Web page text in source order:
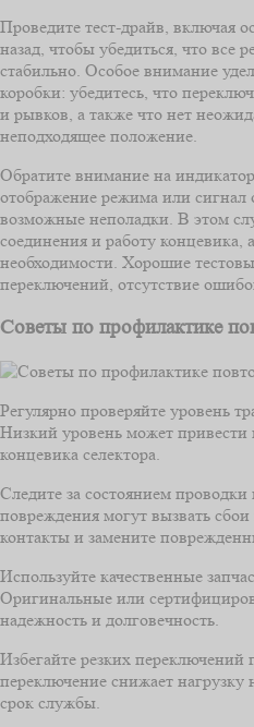
Проведите тест-драйв, включая
назад, чтобы убедиться, что
стабильно. Особое внимание
коробки: убедитесь, что
и рывков, а также что нет
неподходящее положение.
Обратите внимание на
отображение режима или сигнал
возможные неполадки. В этом
соединения и работу концевика,
необходимости. Хорошие
переключений, отсутствие
Советы по профилактике
Регулярно проверяйте уровень
Низкий уровень может
концевика селектора.
Следите за состоянием
повреждения могут вызвать
контакты и замените
Используйте качественные
Оригинальные или
надежность и долговечность.
Избегайте резких переключений
переключение снижает нагрузку
срок службы.